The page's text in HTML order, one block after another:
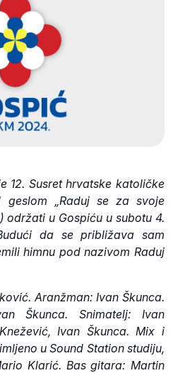
12. Susret hrvatske katoličke
„Raduj se za svoje
održati u Gospiću u subotu 4.
da se približava sam
himnu pod nazivom Raduj
Aranžman: Ivan Škunca.
Škunca. Snimatelj: Ivan
Ivan Škunca. Mix i
u Sound Station studiju,
Klarić. Bas gitara: Martin